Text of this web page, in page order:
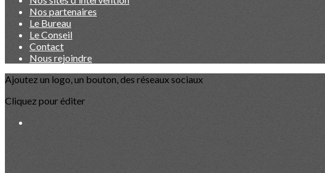
Nos partenaires
Le Bureau
Le Conseil
Contact
Nous rejoindre
Ajoutez un logo, un bouton, des réseaux sociaux
Cliquez pour éditer